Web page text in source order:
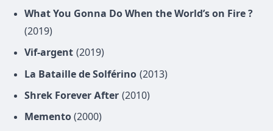
What You Gonna Do When the World’s on Fire ?
(2019)
Vif-argent (2019)
La Bataille de Solférino (2013)
Shrek Forever After (2010)
Memento (2000)